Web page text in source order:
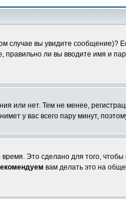
случае вы увидите сообщение)?
правильно ли вы вводите имя и
или нет. Тем не менее,
у вас всего пару минут,
Это сделано для того, чтобы
вам делать это на